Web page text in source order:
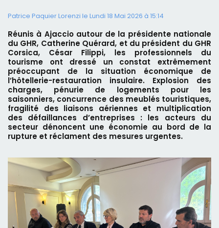
Patrice Paquier Lorenzi le Lundi 18 Mai 2026 à 15:14
Réunis à Ajaccio autour de la présidente nationale
du GHR, Catherine Quérard, et du président du GHR
Corsica, César Filippi, les professionnels du
tourisme ont dressé un constat extrêmement
préoccupant de la situation économique de
l’hôtellerie-restauration insulaire. Explosion des
charges, pénurie de logements pour les
saisonniers, concurrence des meublés touristiques,
fragilité des liaisons aériennes et multiplication
des défaillances d’entreprises : les acteurs du
secteur dénoncent une économie au bord de la
rupture et réclament des mesures urgentes.